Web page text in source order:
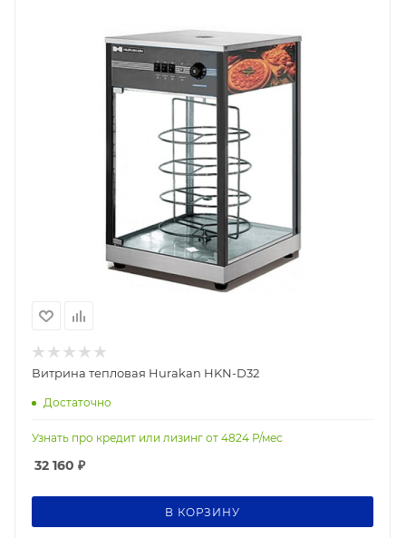
Витрина тепловая Hurakan HKN-D32
Достаточно
Узнать про кредит или лизинг от 4824 Р/мес
32 160 ₽
В КОРЗИНУ